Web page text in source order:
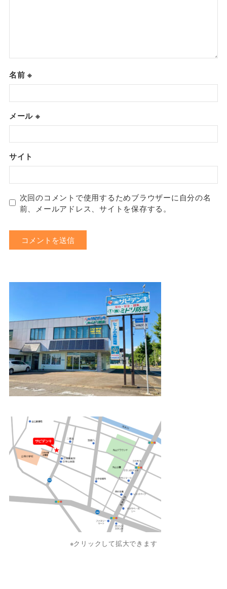
名前※
メール ※
サイト
次回のコメントで使用するためブラウザーに自分の名
前、メールアドレス、サイトを保存する。
※クリックして拡大できます